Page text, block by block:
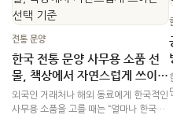
전통 문양
한국 전통 문양 사무용 소품 선
물, 책상에서 자연스럽게 쓰이는
선택 기준
외국인 거래처나 해외 동료에게 한국적인
사무용 소품을 고를 때는 “얼마나 한국적